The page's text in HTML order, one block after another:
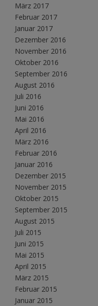
März 2017
Februar 2017
Januar 2017
Dezember 2016
November 2016
Oktober 2016
September 2016
August 2016
Juli 2016
Juni 2016
Mai 2016
April 2016
März 2016
Februar 2016
Januar 2016
Dezember 2015
November 2015
Oktober 2015
September 2015
August 2015
Juli 2015
Juni 2015
Mai 2015
April 2015
März 2015
Februar 2015
Januar 2015